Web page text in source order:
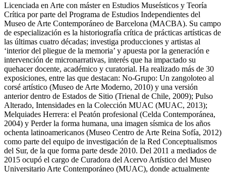
Licenciada en Arte con máster en Estudios Museísticos y Teoría
Crítica por parte del Programa de Estudios Independientes del
Museo de Arte Contemporáneo de Barcelona (MACBA). Su campo
de especialización es la historiografía crítica de prácticas artísticas de
las últimas cuatro décadas; investiga producciones y artistas al
‘interior del pliegue de la memoria’ y apuesta por la generación e
intervención de micronarrativas, interés que ha impactado su
quehacer docente, académico y curatorial. Ha realizado más de 30
exposiciones, entre las que destacan: No-Grupo: Un zangoloteo al
corsé artístico (Museo de Arte Moderno, 2010) y una versión
anterior dentro de Estados de Sitio (Trienal de Chile, 2009); Pulso
Alterado, Intensidades en la Colección MUAC (MUAC, 2013);
Melquiades Herrera: el Peatón profesional (Celda Contemporánea,
2004) y Perder la forma humana, una imagen sísmica de los años
ochenta latinoamericanos (Museo Centro de Arte Reina Sofía, 2012)
como parte del equipo de investigación de la Red Conceptualismos
del Sur, de la que forma parte desde 2010. Del 2011 a mediados de
2015 ocupó el cargo de Curadora del Acervo Artístico del Museo
Universitario Arte Contemporáneo (MUAC), donde actualmente